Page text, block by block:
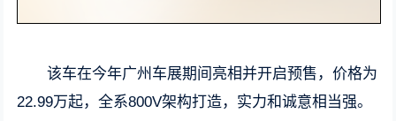
该车在今年广州车展期间亮相并开启预售，价格为
22.99万起，全系800V架构打造，实力和诚意相当强。